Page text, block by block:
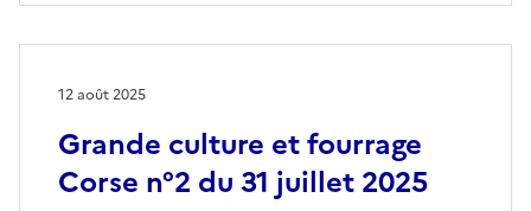
Grande culture et fourrage
Corse n°2 du 31 juillet 2025
12 août 2025